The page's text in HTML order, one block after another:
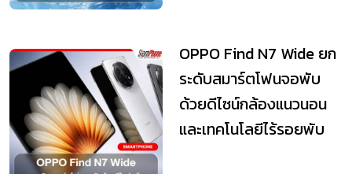
OPPO Find N7 Wide ยก
ระดับสมาร์ตโฟนจอพับ
ด้วยดีไซน์กล้องแนวนอน
และเทคโนโลยีไร้รอยพับ